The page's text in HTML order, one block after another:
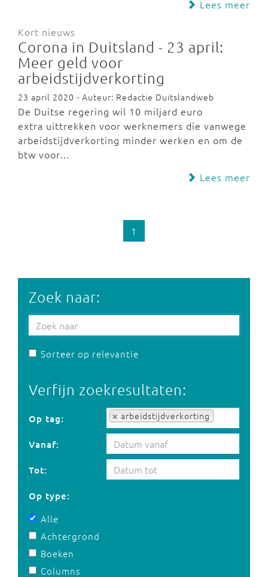
Lees meer
Kort nieuws
Corona in Duitsland - 23 april:
Meer geld voor
arbeidstijdverkorting
23 april 2020 - Auteur: Redactie Duitslandweb
De Duitse regering wil 10 miljard euro
extra uittrekken voor werknemers die vanwege
arbeidstijdverkorting minder werken en om de
btw voor…
Lees meer
1
Zoek naar:
Sorteer op relevantie
Verfijn zoekresultaten:
Op tag: arbeidstijdverkorting
Op tag:
Vanaf:
Tot:
Op type:
Alle
Achtergrond
Boeken
Columns